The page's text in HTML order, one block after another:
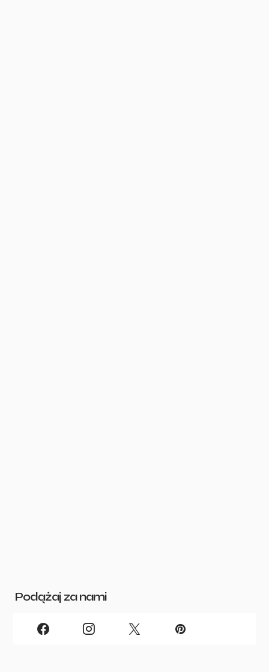
Podążaj za nami